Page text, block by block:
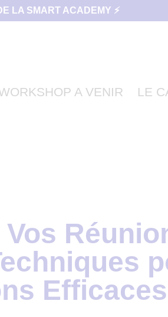
LA SMART ACADEMY ⚡
A VENIR LE
Efficaces